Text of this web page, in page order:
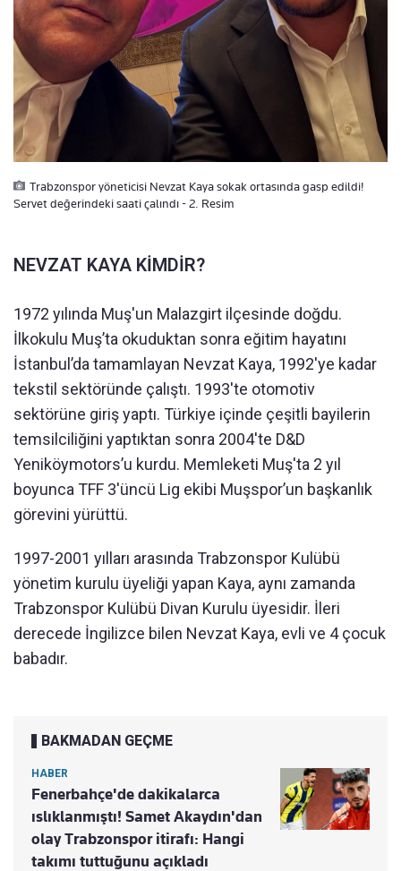
Trabzonspor yöneticisi Nevzat Kaya sokak ortasında gasp edildi!
Servet değerindeki saati çalındı - 2. Resim
NEVZAT KAYA KİMDİR?
1972 yılında Muş'un Malazgirt ilçesinde doğdu.
İlkokulu Muş’ta okuduktan sonra eğitim hayatını
İstanbul’da tamamlayan Nevzat Kaya, 1992'ye kadar
tekstil sektöründe çalıştı. 1993'te otomotiv
sektörüne giriş yaptı. Türkiye içinde çeşitli bayilerin
temsilciliğini yaptıktan sonra 2004'te D&D
Yeniköymotors’u kurdu. Memleketi Muş'ta 2 yıl
boyunca TFF 3'üncü Lig ekibi Muşspor’un başkanlık
görevini yürüttü.
1997-2001 yılları arasında Trabzonspor Kulübü
yönetim kurulu üyeliği yapan Kaya, aynı zamanda
Trabzonspor Kulübü Divan Kurulu üyesidir. İleri
derecede İngilizce bilen Nevzat Kaya, evli ve 4 çocuk
babadır.
BAKMADAN GEÇME
HABER
Fenerbahçe'de dakikalarca
ıslıklanmıştı! Samet Akaydın'dan
olay Trabzonspor itirafı: Hangi
takımı tuttuğunu açıkladı